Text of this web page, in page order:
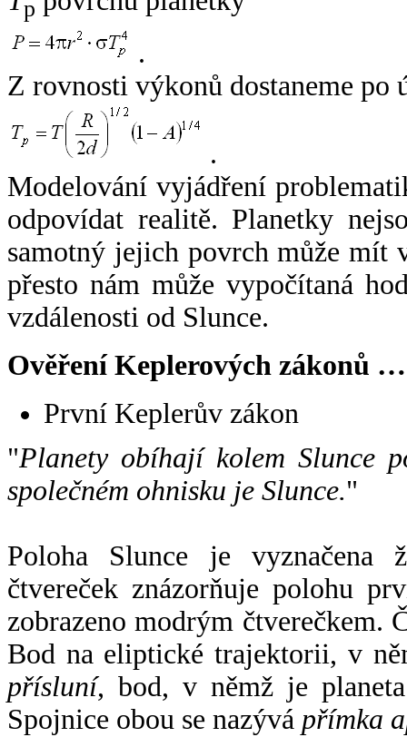
p
.
Z rovnosti výkonů dostaneme po
.
Modelování vyjádření
odpovídat realitě. Planetky
samotný jejich povrch může mít
přesto nám může vypočítaná
vzdálenosti od Slunce.
Ověření Keplerových zákonů …
První Keplerův zákon
"Planety obíhají kolem Slunce
společném ohnisku je Slunce."
Poloha Slunce je vyznačena
čtvereček znázorňuje polohu
zobrazeno modrým čtverečkem.
Bod na eliptické trajektorii, v
přísluní, bod, v němž je
Spojnice obou se nazývá přímka